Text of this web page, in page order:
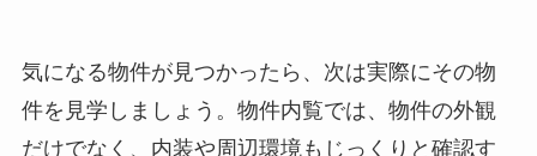
気になる物件が見つかったら、次は実際にその物
件を見学しましょう。物件内覧では、物件の外観
だけでなく、内装や周辺環境もじっくりと確認す